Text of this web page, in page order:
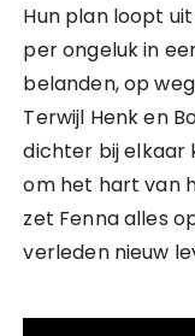
Hun plan loopt
per ongeluk in
belanden, op
Terwijl Henk en
dichter bij elkaar
om het hart van
zet Fenna alles
verleden nieuw